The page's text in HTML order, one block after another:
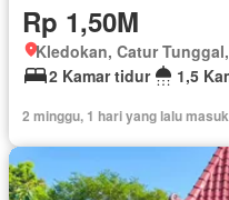
Rp 1,50M
2 Kamar tidur
1,5
2 minggu, 1 hari yang lalu